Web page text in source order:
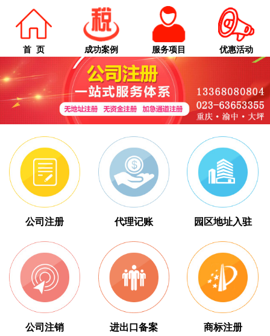
首 页 成功案例 服务项目 优惠活动
公司注册 代理记账 园区地址入驻
公司注销 进出口备案 商标注册